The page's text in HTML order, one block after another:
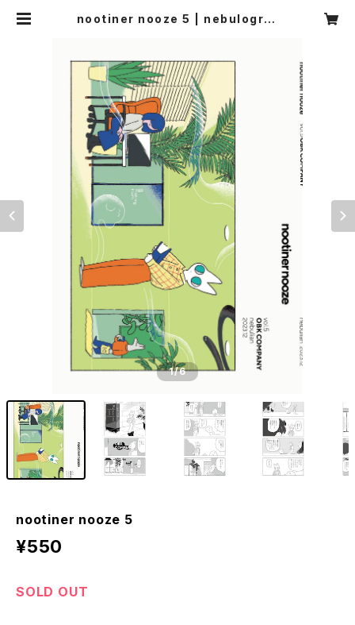
nootiner nooze 5 | nebulograf
1/6
nootiner nooze 5
¥550
SOLD OUT